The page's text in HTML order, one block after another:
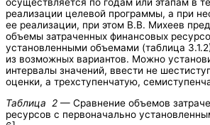
осуществляется по годам или этапам в
реализации целевой программы, а при
ее реализации, при этом В.В. Михеев
объемы затраченных финансовых
установленными объемами (таблица
из возможных вариантов. Можно
интервалы значений, ввести не
оценки, а трехступенчатую,
Таблица 2 — Сравнение объемов
ресурсов с первоначально